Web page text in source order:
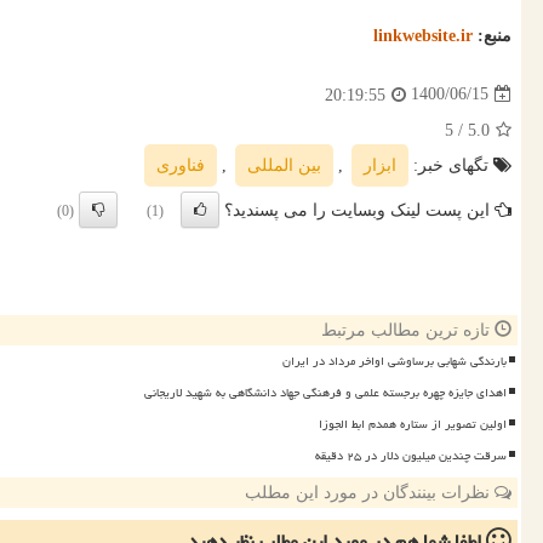
منبع: linkwebsite.ir
1400/06/15
20:19:55
5.0
/ 5
تگهای خبر:
ابزار , بین المللی , فناوری
این پست لینک وبسایت را می پسندید؟ (1)
(0)
تازه ترین مطالب مرتبط
بارندگی شهابی برساوشی اواخر مرداد در ایران
اهدای جایزه چهره برجسته علمی و فرهنگی جهاد دانشگاهی به شهید لاریجانی
اولین تصویر از ستاره همدم ابط الجوزا
سرقت چندین میلیون دلار در ۲۵ دقیقه
نظرات بینندگان در مورد این مطلب